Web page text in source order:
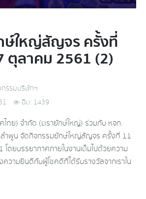
ษ์ใหญ่สัญจร ครั้งที่
ตุลาคม 2561 (2)
รรมบริษัทฯ
ฮิต: 1439
ศไทย) จำกัด (ตรายักษ์ใหญ่) ร่วมกับ หจก.
ลำพูน จัดกิจกรรมยักษ์ใหญ่สัญจร ครั้งที่ 11
ดยบรรยากาศภายในงานเต็มไปด้วยความ
วามยินดีกับผู้โชคดีที่ได้รับรางวัลจากเราใน